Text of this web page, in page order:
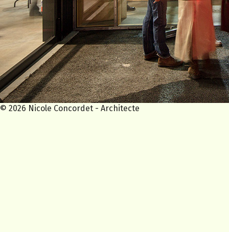
© 2026 Nicole Concordet - Architecte